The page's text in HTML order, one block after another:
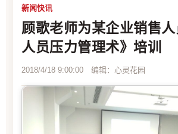
新闻快讯
顾歌老师为某企业销售
人员压力管理术》培训
2018/4/18 9:00:00 编辑：心灵花园